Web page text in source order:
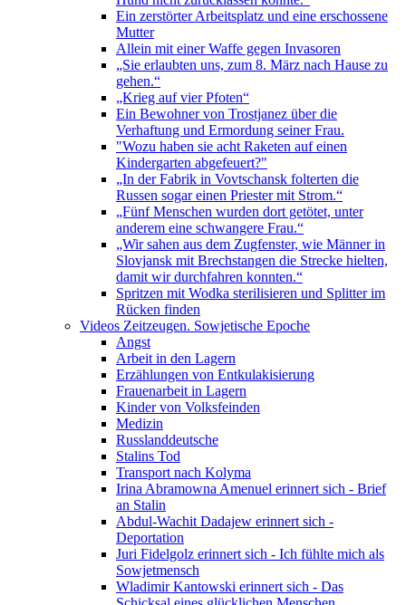
Ein zerstörter Arbeitsplatz und eine erschossene
Mutter
Allein mit einer Waffe gegen Invasoren
„Sie erlaubten uns, zum 8. März nach Hause zu
gehen.“
„Krieg auf vier Pfoten“
Ein Bewohner von Trostjanez über die
Verhaftung und Ermordung seiner Frau.
"Wozu haben sie acht Raketen auf einen
Kindergarten abgefeuert?"
„In der Fabrik in Vovtschansk folterten die
Russen sogar einen Priester mit Strom.“
„Fünf Menschen wurden dort getötet, unter
anderem eine schwangere Frau.“
„Wir sahen aus dem Zugfenster, wie Männer in
Slovjansk mit Brechstangen die Strecke hielten,
damit wir durchfahren konnten.“
Spritzen mit Wodka sterilisieren und Splitter im
Rücken finden
Videos Zeitzeugen. Sowjetische Epoche
Angst
Arbeit in den Lagern
Erzählungen von Entkulakisierung
Frauenarbeit in Lagern
Kinder von Volksfeinden
Medizin
Russlanddeutsche
Stalins Tod
Transport nach Kolyma
Irina Abramowna Amenuel erinnert sich - Brief
an Stalin
Abdul-Wachit Dadajew erinnert sich -
Deportation
Juri Fidelgolz erinnert sich - Ich fühlte mich als
Sowjetmensch
Wladimir Kantowski erinnert sich - Das